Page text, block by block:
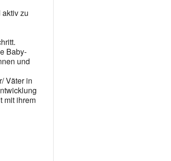
zu
Baby-
und
Väter in
mit ihrem